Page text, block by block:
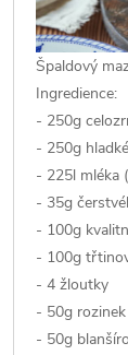
Špaldový
Ingredience:
- 250g
- 250g
- 225l mléka
- 35g
- 100g
- 100g
- 4 žloutky
- 50g rozinek
- 50g